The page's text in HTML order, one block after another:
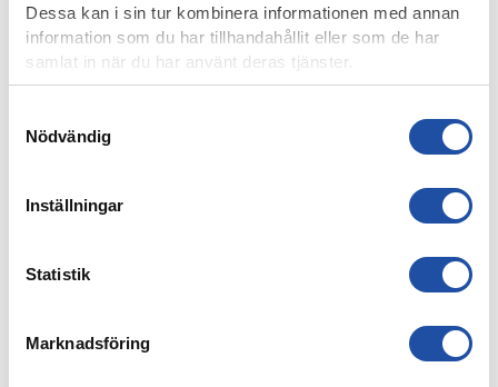
Dessa kan i sin tur kombinera informationen med annan
information som du har tillhandahållit eller som de har
samlat in när du har använt deras tjänster.
Nödvändig
Inställningar
Statistik
Marknadsföring
NÄTADE MOT DJURGÅRDEN